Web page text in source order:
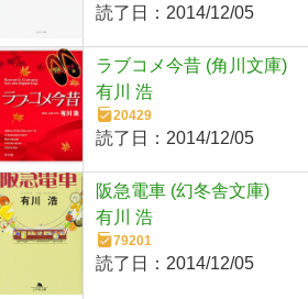
読了日： 2014/12/05
ラブコメ今昔 (角川文庫)
有川 浩
20429
読了日： 2014/12/05
阪急電車 (幻冬舎文庫)
有川 浩
79201
読了日： 2014/12/05